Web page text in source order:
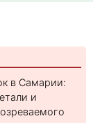
в Самарии:
и